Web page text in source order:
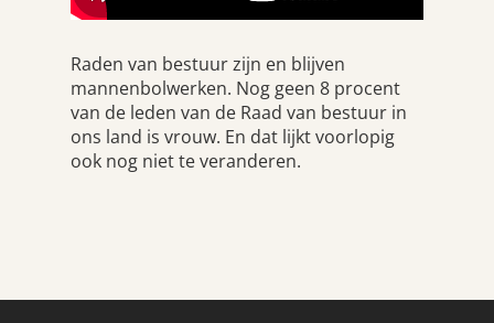
Raden van bestuur zijn en blijven
mannenbolwerken. Nog geen 8 procent
van de leden van de Raad van bestuur in
ons land is vrouw. En dat lijkt voorlopig
ook nog niet te veranderen.